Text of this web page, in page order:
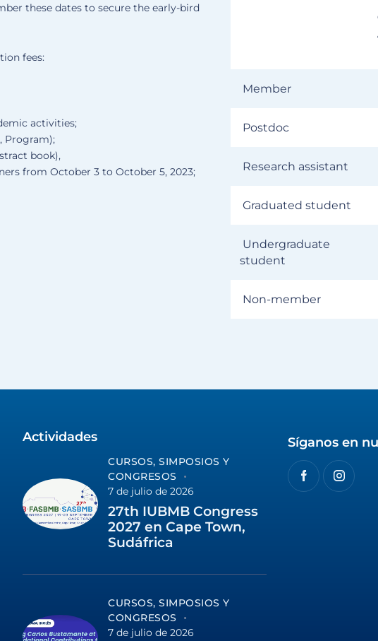
these dates to secure the early-bird
fees:
activities;
Program);
book),
from October 3 to October 5, 2023;
Member
Postdoc
Research assistant
Graduated student
Undergraduate
student
Non-member
Actividades
CURSOS, SIMPOSIOS Y
CONGRESOS
7 de julio de 2026
27th IUBMB Congress
2027 en Cape Town,
Sudáfrica
CURSOS, SIMPOSIOS Y
CONGRESOS
7 de julio de 2026
Síganos en